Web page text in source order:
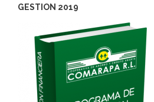
GESTION 2019